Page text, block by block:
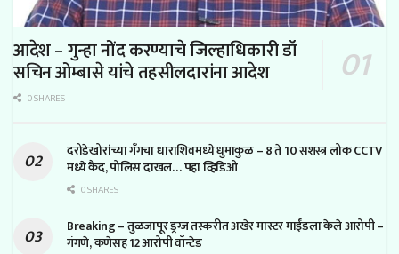
आदेश – गुन्हा नोंद करण्याचे जिल्हाधिकारी डॉ
सचिन ओम्बासे यांचे तहसीलदारांना आदेश
0 SHARES
दरोडेखोरांच्या गँगचा धाराशिवमध्ये धुमाकुळ – 8 ते 10 सशस्त्र लोक CCTV
मध्ये कैद, पोलिस दाखल… पहा व्हिडिओ
0 SHARES
Breaking – तुळजापूर ड्रग्ज तस्करीत अखेर मास्टर माईंडला केले आरोपी –
गंगणे, कणेसह 12 आरोपी वॉन्टेड